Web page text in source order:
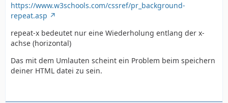
https://www.w3schools.com/cssref/pr_background-
repeat.asp
repeat-x bedeutet nur eine Wiederholung entlang der x-
achse (horizontal)
Das mit dem Umlauten scheint ein Problem beim speichern
deiner HTML datei zu sein.